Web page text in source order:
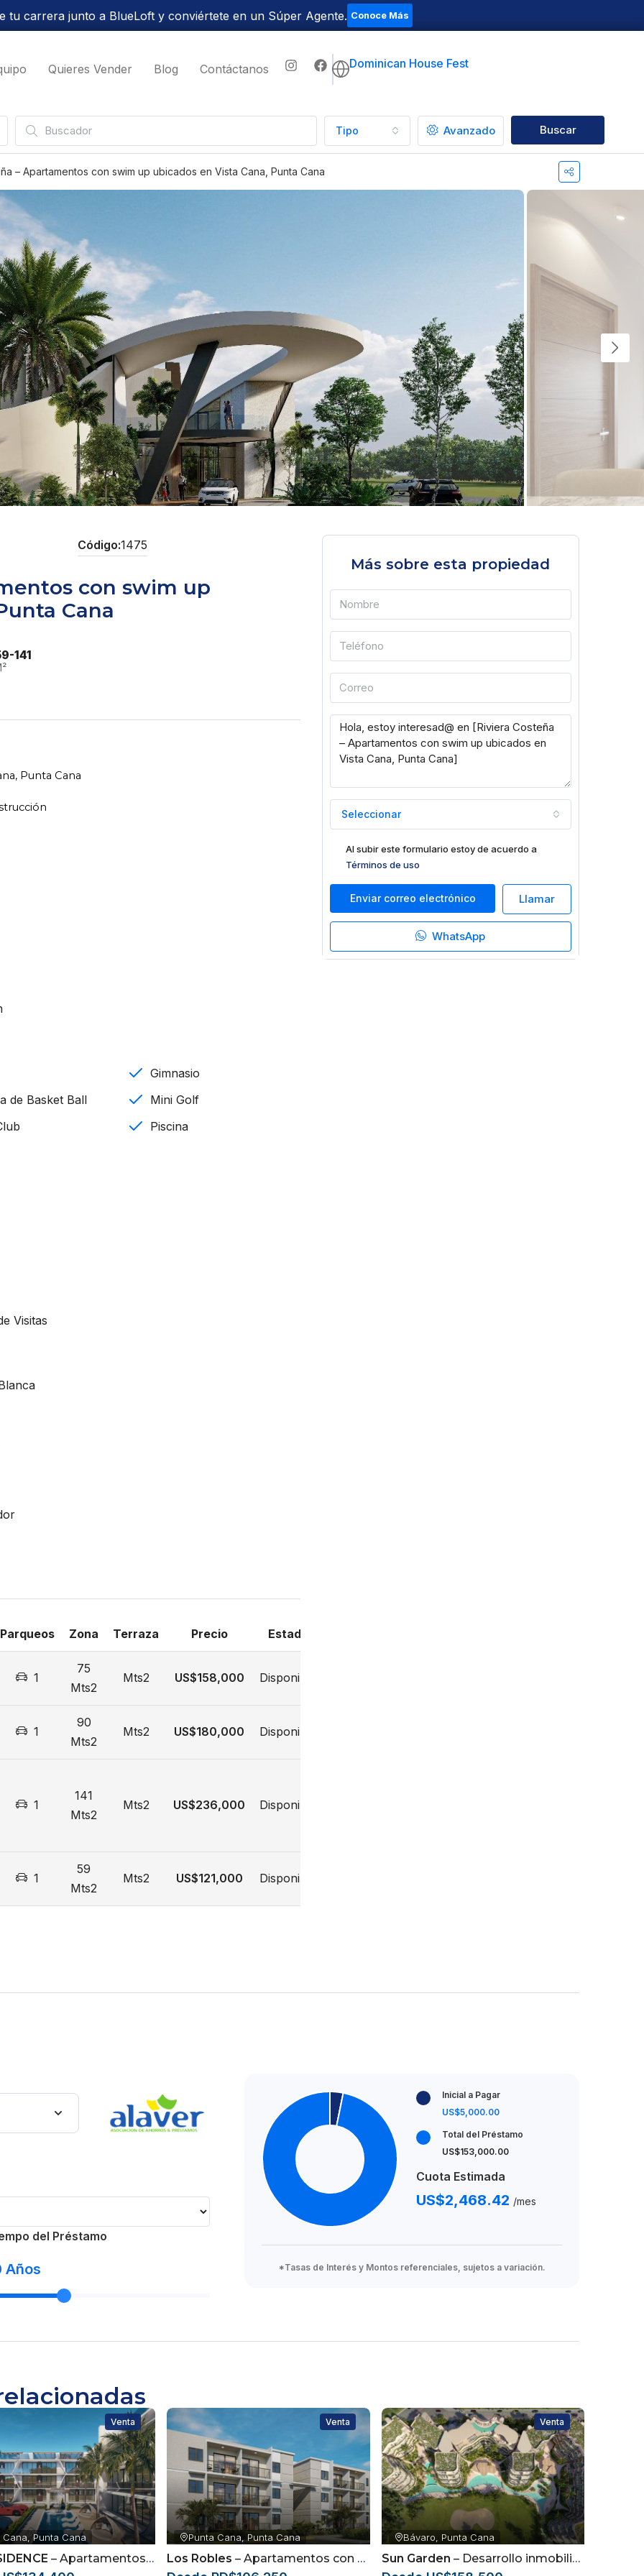
tu carrera junto a BlueLoft y conviértete en un Súper Agente. Conoce Más
Quieres Vender Blog Contáctanos Dominican House Fest
Tipo Avanzado Buscar
– Apartamentos con swim up ubicados en Vista Cana, Punta Cana
1475
con swim up
Cana
141
Punta Cana
de Basket Ball
Gimnasio
Mini Golf
Piscina
Visitas
Parqueos Zona Terraza Precio Estado
1
75
Mts2
Mts2 US$158,000 Disponible
1
90
Mts2
Mts2 US$180,000 Disponible
1
141
Mts2
Mts2 US$236,000 Disponible
1
59
Mts2
Mts2 US$121,000 Disponible
Más sobre esta propiedad
Seleccionar
Al subir este formulario estoy de acuerdo a
Términos de uso
Enviar correo electrónico Llamar
WhatsApp
del Préstamo
Años
Inicial a Pagar
US$5,000.00
Total del Préstamo
US$153,000.00
Cuota Estimada
US$2,468.42 /mes
*Tasas de Interés y Montos referenciales, sujetos a variación.
Venta
Cana, Punta Cana
– Apartamentos Resort Style en Punta Cana desde US$134,400 | Alta Rentabilidad
Venta
Punta Cana, Punta Cana
Los Robles – Apartamentos con bono primera vivienda ubicados en el sector de Arena Gorda, Punta Cana
Venta
Bávaro, Punta Cana
Sun Garden – Desarrollo inmobiliario de lujo ubicado en Cabeza de Toro, Punta Cana